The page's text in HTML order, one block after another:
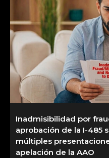
Inadmisibilidad por
aprobación de la I-485
múltiples
apelación de la AAO